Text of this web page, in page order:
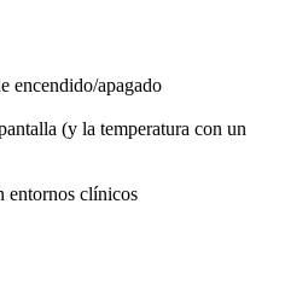
encendido/apagado
(y la temperatura con un
entornos clínicos